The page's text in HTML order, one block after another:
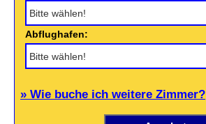
Abflughafen:
» Wie buche ich weitere Zimmer?